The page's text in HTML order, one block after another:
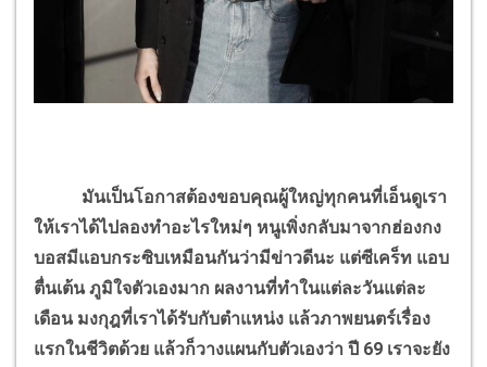
มันเป็นโอกาสต้องขอบคุณผู้ใหญ่ทุกคนที่เอ็นดูเรา
ให้เราได้ไปลองทำอะไรใหม่ๆ หนูเพิ่งกลับมาจากฮ่องกง
บอสมีแอบกระซิบเหมือนกันว่ามีข่าวดีนะ แต่ซีเคร็ท แอบ
ตื่นเต้น ภูมิใจตัวเองมาก ผลงานที่ทำในแต่ละวันแต่ละ
เดือน มงกุฎที่เราได้รับกับตำแหน่ง แล้วภาพยนตร์เรื่อง
แรกในชีวิตด้วย แล้วก็วางแผนกับตัวเองว่า ปี 69 เราจะยัง